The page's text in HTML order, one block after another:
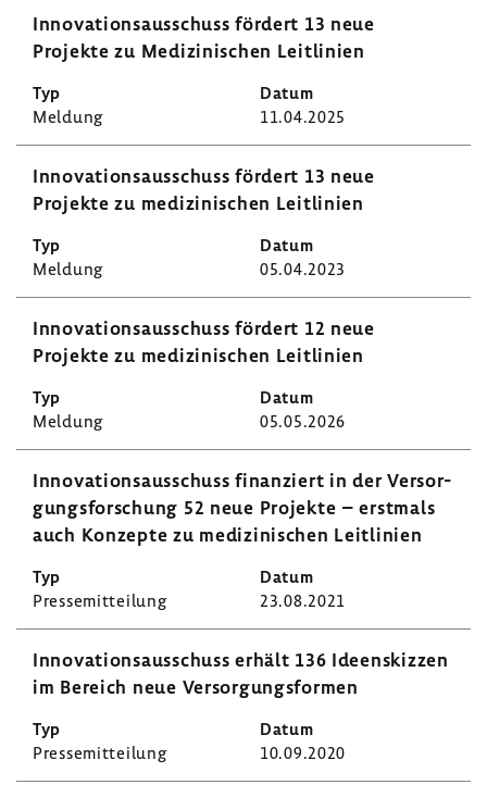
Inno­va­ti­ons­aus­schuss fördert 13 neue
Projekte zu Medi­zi­ni­schen Leit­li­nien
Meldung 11.04.2025
Inno­va­ti­ons­aus­schuss fördert 13 neue
Projekte zu medi­zi­ni­schen Leit­li­nien
Meldung 05.04.2023
Inno­va­ti­ons­aus­schuss fördert 12 neue
Projekte zu medi­zi­ni­schen Leit­li­nien
Meldung 05.05.2026
Inno­va­ti­ons­aus­schuss finan­ziert in der Versor­
gungs­for­schung 52 neue Projekte – erst­mals
auch Konzepte zu medi­zi­ni­schen Leit­li­nien
Pres­se­mit­tei­lung 23.08.2021
Inno­va­ti­ons­aus­schuss erhält 136 Ideen­skizzen
im Bereich neue Versor­gungs­formen
Pres­se­mit­tei­lung 10.09.2020